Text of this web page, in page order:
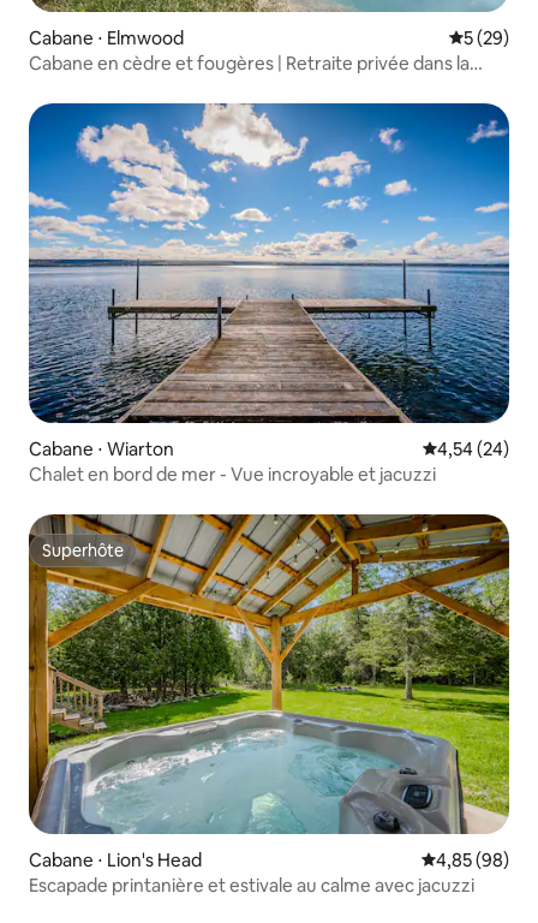
Cabane ⋅ Elmwood
5 (29)
Cabane en cèdre et fougères | Retraite privée dans la
Cabane ⋅ Wiarton Évaluation
4,54 (24)
Chalet en bord de mer - Vue incroyable et jacuzzi
Superhôte
Superhôte
Cabane ⋅ Lion's Head Évaluation
4,85 (98)
Escapade printanière et estivale au calme avec jacuzzi